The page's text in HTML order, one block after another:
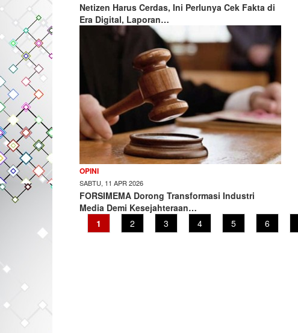
Netizen Harus Cerdas, Ini Perlunya Cek Fakta di
Era Digital, Laporan…
OPINI
SABTU, 11 APR 2026
FORSIMEMA Dorong Transformasi Industri
Media Demi Kesejahteraan…
Current
page
1 Page
2 Page
3 Page
4 Page
5 Page
6